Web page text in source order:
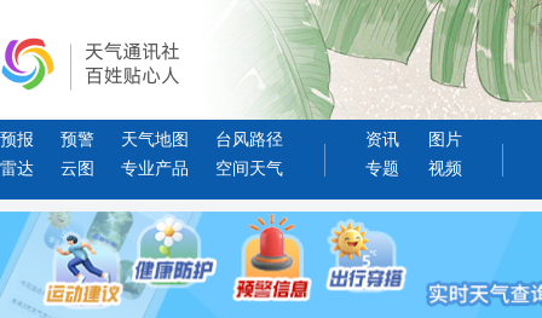
预报 预警 天气地图
台风路径
雷达
云图 专业产品 空间天气
资讯
图片
专题
视频